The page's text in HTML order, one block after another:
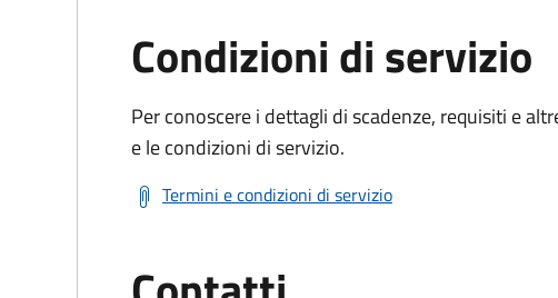
Condizioni di servizio
Per conoscere i dettagli di scadenze, requisiti e
e le condizioni di servizio.
Termini e condizioni di servizio